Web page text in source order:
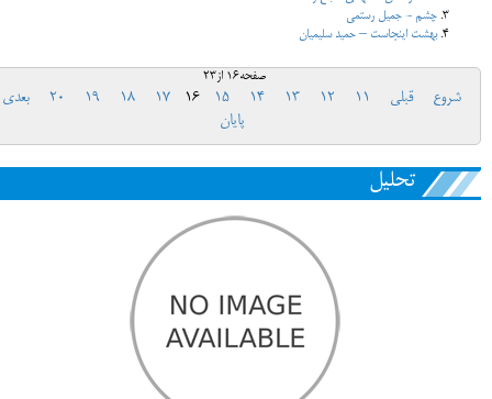
چشم - جمیل رستمی
بهشت اینجاست – حمید سلیمیان
صفحه16 از23
شروع قبلی 11
12
13
14
15
16
17
18
19
20
بعدی
پایان
تحلیل